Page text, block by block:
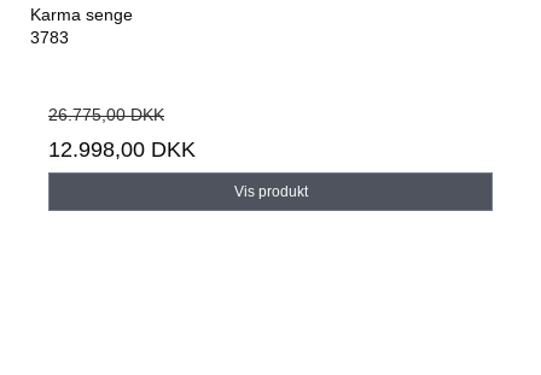
Karma senge
3783
26.775,00 DKK
12.998,00 DKK
Vis produkt